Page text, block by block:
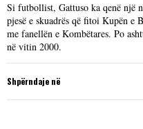
Si futbollist, Gattuso ka qenë një
pjesë e skuadrës që fitoi Kupën e
me fanellën e Kombëtares. Po
në vitin 2000.
Shpërndaje në